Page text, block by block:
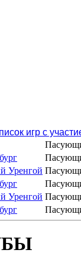
игр с
Уренгой
Уренгой